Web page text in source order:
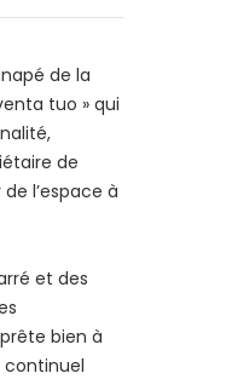
de la
tuo » qui
de
l’espace à
et des
bien à
continuel